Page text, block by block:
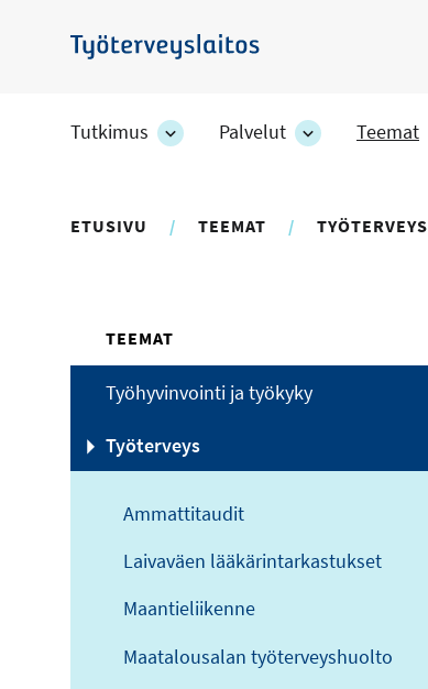
pääsisältöön
Työterveyslaitos
Tutkimus
TutkimusPalvelut
Palvelut
alakohteet
Teemat
ETUSIVU TEEMAT TYÖTERVEYS
TEEMAT
Työhyvinvointi ja työkyky
Työterveys
Ammattitaudit
Laivaväen lääkärintarkastukset
Maantieliikenne
Maatalousalan työterveyshuolto